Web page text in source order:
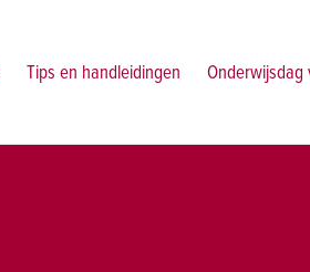
Tips en handleidingen Onderwijsdag